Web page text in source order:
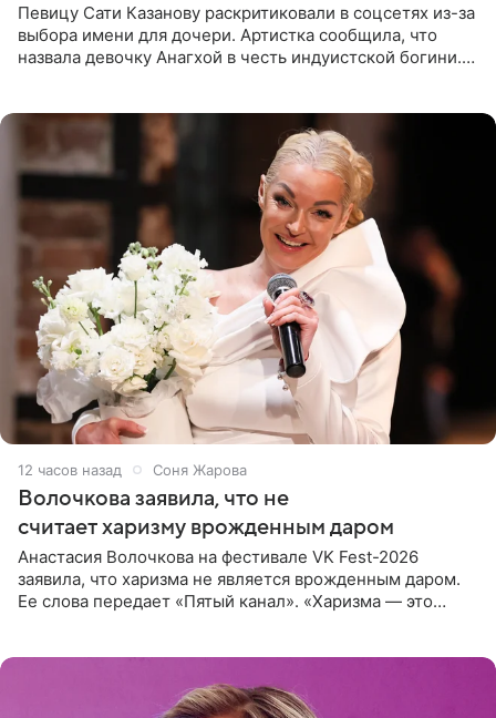
Певицу Сати Казанову раскритиковали в соцсетях из-за
выбора имени для дочери. Артистка сообщила, что
назвала девочку Анагхой в честь индуистской богини.
12 часов назад Соня Жарова
Волочкова заявила, что не
считает харизму врожденным даром
Анастасия Волочкова на фестивале VK Fest-2026
заявила, что харизма не является врожденным даром.
Ее слова передает «Пятый канал». «Харизма — это